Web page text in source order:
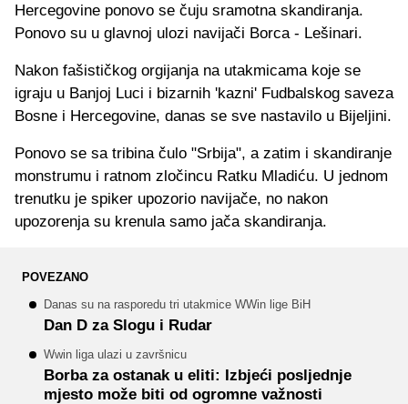
Hercegovine ponovo se čuju sramotna skandiranja.
Ponovo su u glavnoj ulozi navijači Borca - Lešinari.
Nakon fašističkog orgijanja na utakmicama koje se
igraju u Banjoj Luci i bizarnih 'kazni' Fudbalskog saveza
Bosne i Hercegovine, danas se sve nastavilo u Bijeljini.
Ponovo se sa tribina čulo "Srbija", a zatim i skandiranje
monstrumu i ratnom zločincu Ratku Mladiću. U jednom
trenutku je spiker upozorio navijače, no nakon
upozorenja su krenula samo jača skandiranja.
POVEZANO
Danas su na rasporedu tri utakmice WWin lige BiH
Dan D za Slogu i Rudar
Wwin liga ulazi u završnicu
Borba za ostanak u eliti: Izbjeći posljednje
mjesto može biti od ogromne važnosti